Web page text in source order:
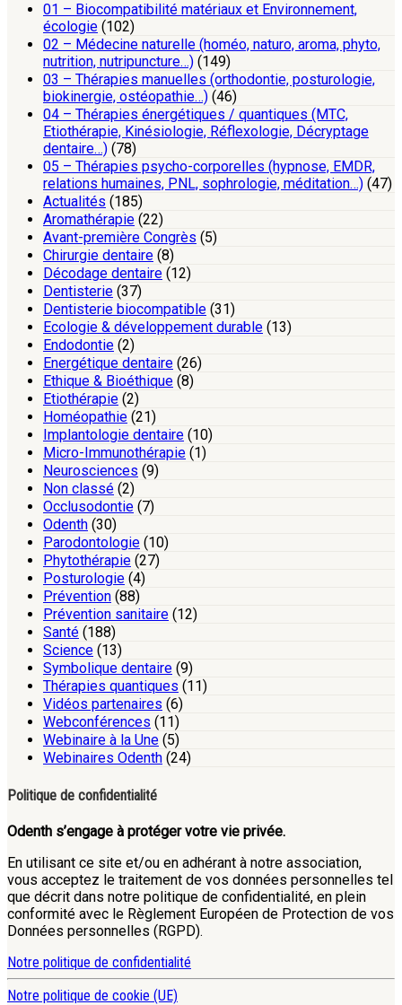
01 – Biocompatibilité matériaux et Environnement,
écologie (102)
02 – Médecine naturelle (homéo, naturo, aroma, phyto,
nutrition, nutripuncture…) (149)
03 – Thérapies manuelles (orthodontie, posturologie,
biokinergie, ostéopathie…) (46)
04 – Thérapies énergétiques / quantiques (MTC,
Etiothérapie, Kinésiologie, Réflexologie, Décryptage
dentaire…) (78)
05 – Thérapies psycho-corporelles (hypnose, EMDR,
relations humaines, PNL, sophrologie, méditation…) (47)
Actualités (185)
Aromathérapie (22)
Avant-première Congrès (5)
Chirurgie dentaire (8)
Décodage dentaire (12)
Dentisterie (37)
Dentisterie biocompatible (31)
Ecologie & développement durable (13)
Endodontie (2)
Energétique dentaire (26)
Ethique & Bioéthique (8)
Etiothérapie (2)
Homéopathie (21)
Implantologie dentaire (10)
Micro-Immunothérapie (1)
Neurosciences (9)
Non classé (2)
Occlusodontie (7)
Odenth (30)
Parodontologie (10)
Phytothérapie (27)
Posturologie (4)
Prévention (88)
Prévention sanitaire (12)
Santé (188)
Science (13)
Symbolique dentaire (9)
Thérapies quantiques (11)
Vidéos partenaires (6)
Webconférences (11)
Webinaire à la Une (5)
Webinaires Odenth (24)
Politique de confidentialité
Odenth s’engage à protéger votre vie privée.
En utilisant ce site et/ou en adhérant à notre association,
vous acceptez le traitement de vos données personnelles tel
que décrit dans notre politique de confidentialité, en plein
conformité avec le Règlement Européen de Protection de vos
Données personnelles (RGPD).
Notre politique de confidentialité
Notre politique de cookie (UE)